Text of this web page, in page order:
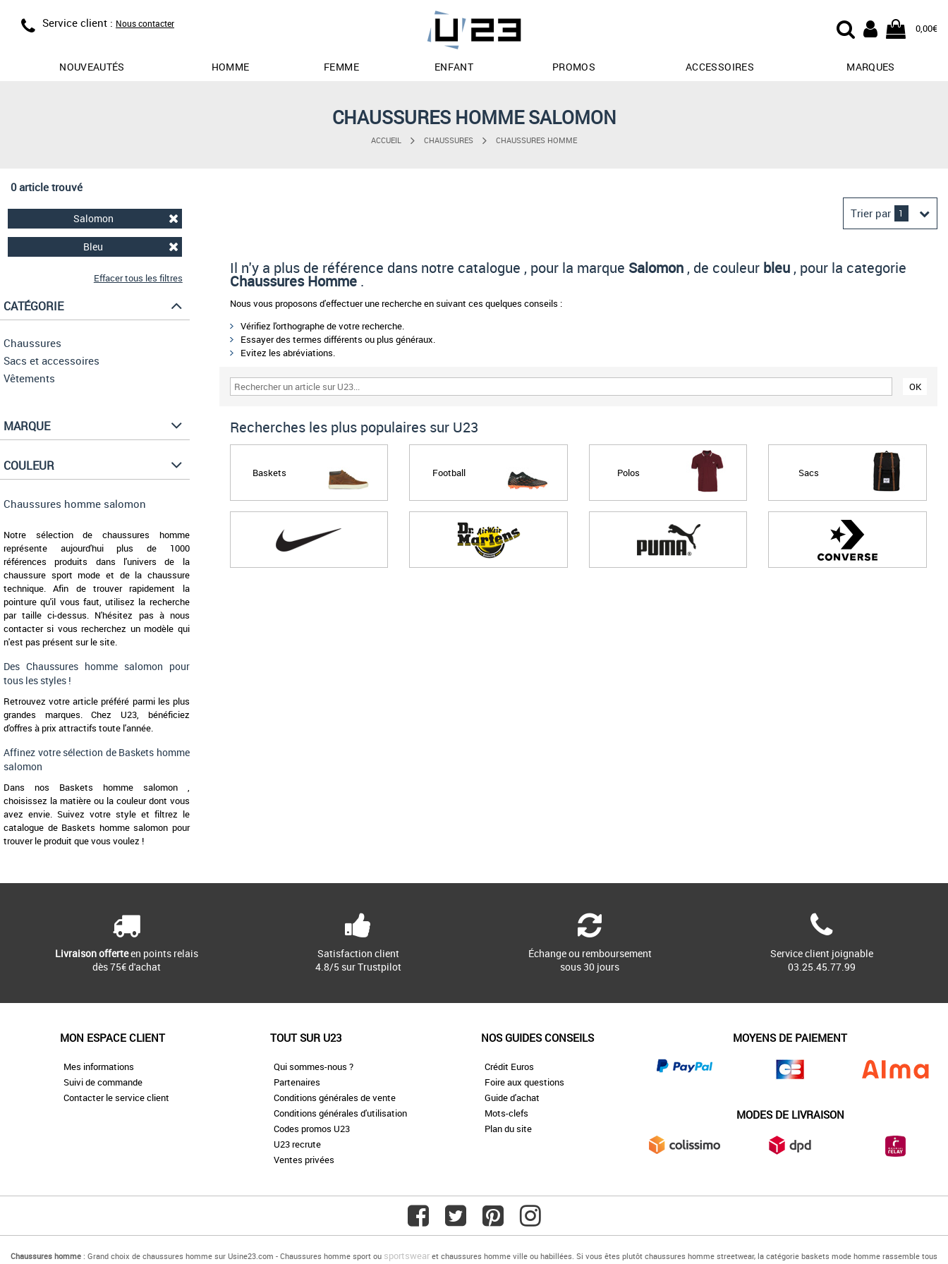
Service client : Nous contacter 0,00€
NOUVEAUTÉS HOMME FEMME ENFANT PROMOS ACCESSOIRES MARQUES
CHAUSSURES HOMME SALOMON
ACCUEIL CHAUSSURES CHAUSSURES HOMME
0 article trouvé
Salomon
Bleu
Effacer tous les filtres
CATÉGORIE
Chaussures
Sacs et accessoires
Vêtements
MARQUE
COULEUR
Chaussures homme salomon
Notre sélection de chaussures homme
représente aujourd'hui plus de 1000
références produits dans l'univers de la
chaussure sport mode et de la chaussure
technique. Afin de trouver rapidement la
pointure qu'il vous faut, utilisez la recherche
par taille ci-dessus. N'hésitez pas à nous
contacter si vous recherchez un modèle qui
n'est pas présent sur le site.
Des Chaussures homme salomon pour
tous les styles !
Retrouvez votre article préféré parmi les plus
grandes marques. Chez U23, bénéficiez
d'offres à prix attractifs toute l'année.
Affinez votre sélection de Baskets homme
salomon
Dans nos Baskets homme salomon ,
choisissez la matière ou la couleur dont vous
avez envie. Suivez votre style et filtrez le
catalogue de Baskets homme salomon pour
trouver le produit que vous voulez !
Trier par 1
Prix croissant
Il n'y a plus de référence dans notre catalogue , pour la marque Salomon, de couleur bleu, pour la categorie
Chaussures Homme.
Nous vous proposons d'effectuer une recherche en suivant ces quelques conseils :
Vérifiez l'orthographe de votre recherche.
Essayer des termes différents ou plus généraux.
Evitez les abréviations.
Recherches les plus populaires sur U23
Baskets Football Polos Sacs
Livraison offerteen points relais
dès 75€ d'achat
Satisfaction client
4.8/5 sur Trustpilot
Échange ou remboursement
sous 30 jours
Service client joignable
03.25.45.77.99
MON ESPACE CLIENT
Mes informations
Suivi de commande
Contacter le service client
TOUT SUR U23
Qui sommes-nous ?
Partenaires
Conditions générales de vente
Conditions générales d'utilisation
Codes promos U23
U23 recrute
Ventes privées
NOS GUIDES CONSEILS
Crédit Euros
Foire aux questions
Guide d'achat
Mots-clefs
Plan du site
MOYENS DE PAIEMENT
MODES DE LIVRAISON
Chaussures homme : Grand choix de chaussures homme sur Usine23.com - Chaussures homme sport ou sportswear et chaussures homme ville ou habillées. Si vous êtes plutôt chaussures homme streetwear, la catégorie baskets mode homme rassemble tous